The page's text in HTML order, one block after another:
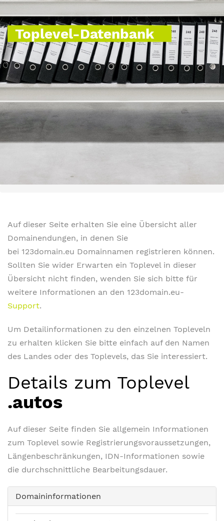
Toplevel-Datenbank
Auf dieser Seite erhalten Sie eine Übersicht aller
Domainendungen, in denen Sie
bei 123domain.eu Domainnamen registrieren können.
Sollten Sie wider Erwarten ein Toplevel in dieser
Übersicht nicht finden, wenden Sie sich bitte für
weitere Informationen an den 123domain.eu-
Support.
Um Detailinformationen zu den einzelnen Topleveln
zu erhalten klicken Sie bitte einfach auf den Namen
des Landes oder des Toplevels, das Sie interessiert.
Details zum Toplevel
.autos
Auf dieser Seite finden Sie allgemein Informationen
zum Toplevel sowie Registrierungsvoraussetzungen,
Längenbeschränkungen, IDN-Informationen sowie
die durchschnittliche Bearbeitungsdauer.
Domaininformationen